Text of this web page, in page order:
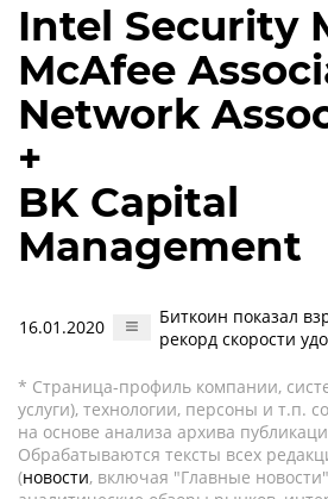
Intel Security
McAfee
Network
+
BK Capital
Management
16.01.2020
Биткоин показал
рекорд скорости
* Страница-профиль компании,
услуги), технологии, персоны и т.п.
на основе анализа архива
Обрабатываются тексты всех
(новости, включая "Главные